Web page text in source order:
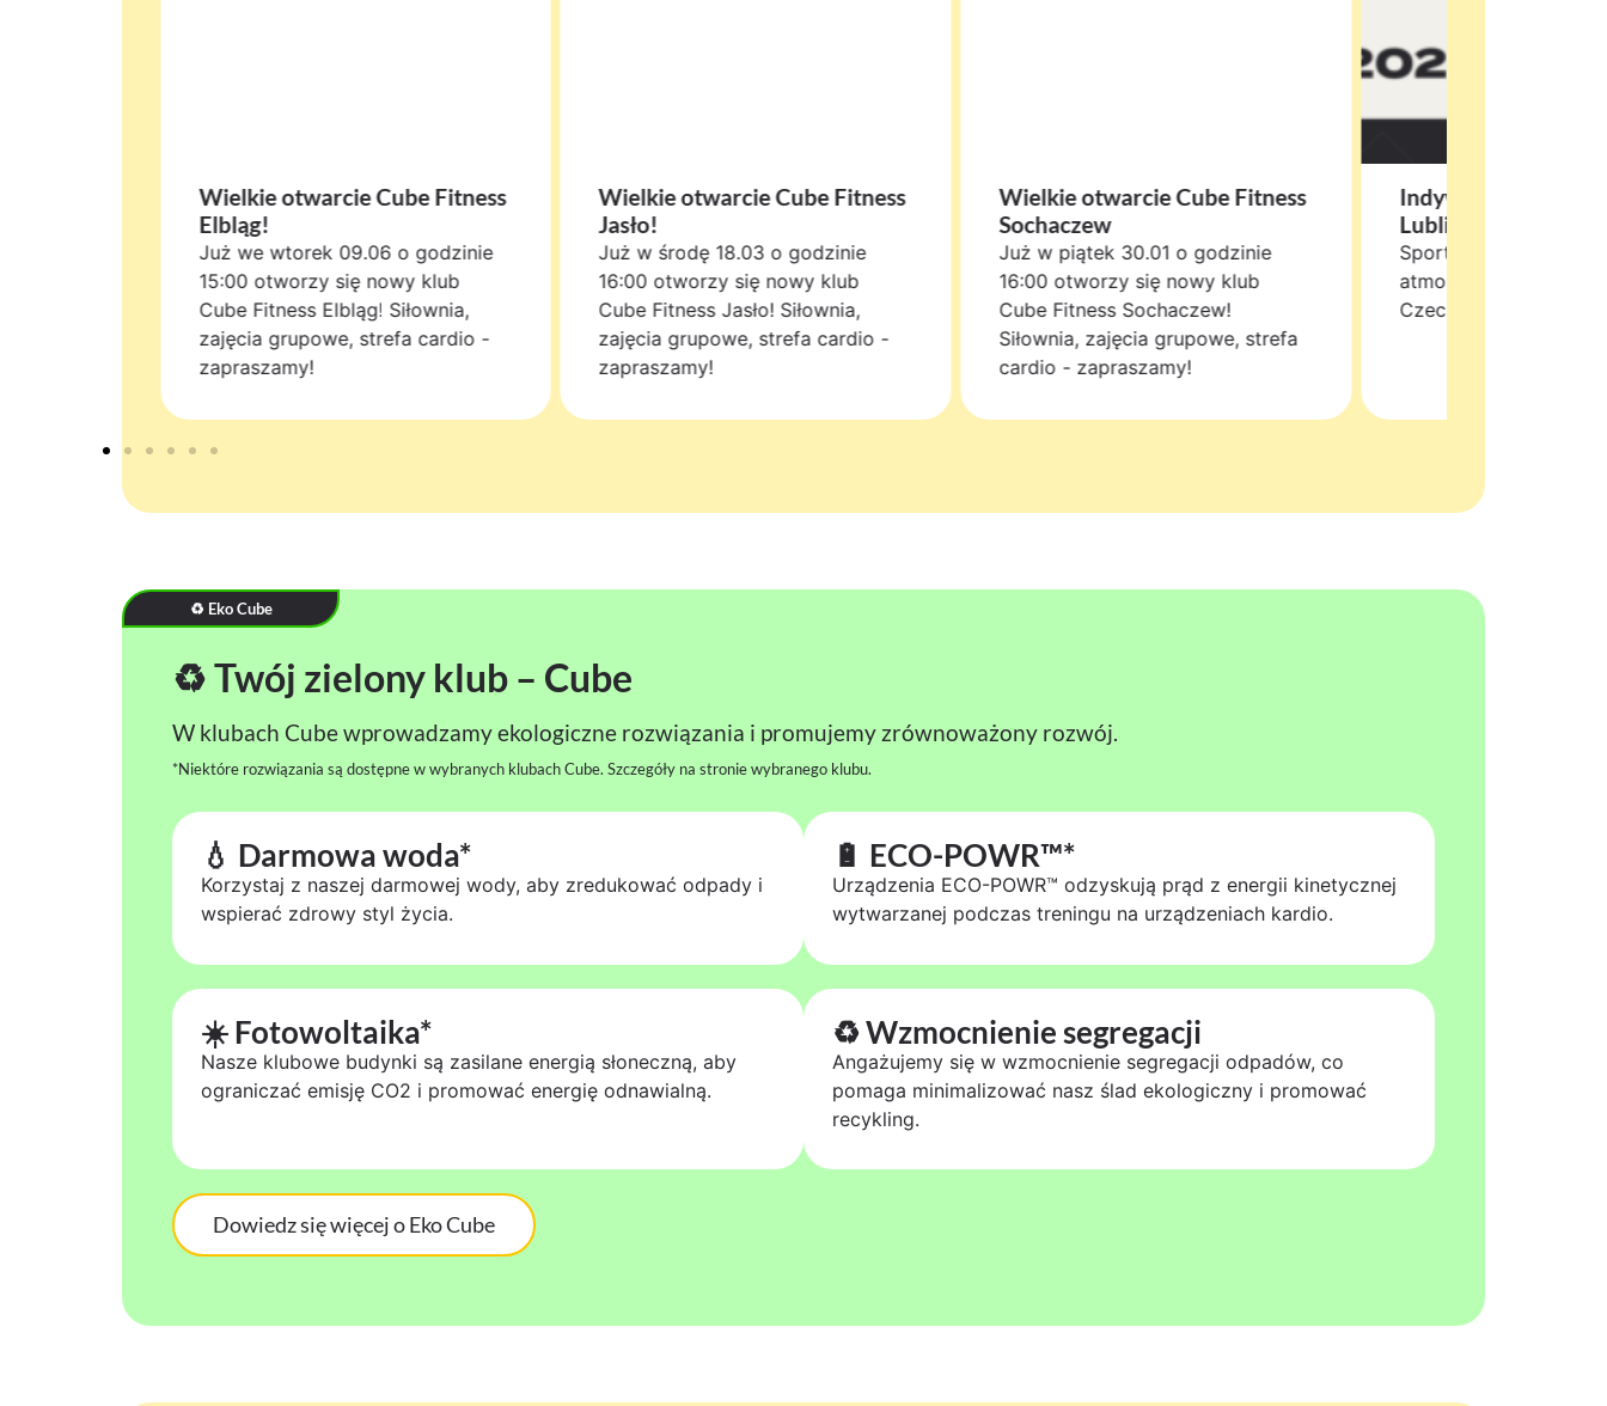
Wielkie otwarcie Cube Fitness
Elbląg!
Już we wtorek 09.06 o godzinie
15:00 otworzy się nowy klub
Cube Fitness Elbląg! Siłownia,
zajęcia grupowe, strefa cardio -
zapraszamy!
Wielkie otwarcie Cube Fitness
Jasło!
Już w środę 18.03 o godzinie
16:00 otworzy się nowy klub
Cube Fitness Jasło! Siłownia,
zajęcia grupowe, strefa cardio -
zapraszamy!
Wielkie otwarcie Cube Fitness
Sochaczew
Już w piątek 30.01 o godzinie
16:00 otworzy się nowy klub
Cube Fitness Sochaczew!
Siłownia, zajęcia grupowe, strefa
cardio - zapraszamy!
Indywidulane
Lublina
Sportowa rywalizacja,
atmosfera już 6
Czechów!
♻️ Twój zielony klub – Cube
W klubach Cube wprowadzamy ekologiczne rozwiązania i promujemy zrównoważony rozwój.
*Niektóre rozwiązania są dostępne w wybranych klubach Cube. Szczegóły na stronie wybranego klubu.
💧 Darmowa woda*
Korzystaj z naszej darmowej wody, aby zredukować odpady i
wspierać zdrowy styl życia.
🔋 ECO-POWR™*
Urządzenia ECO-POWR™ odzyskują prąd z energii kinetycznej
wytwarzanej podczas treningu na urządzeniach kardio.
☀️ Fotowoltaika*
Nasze klubowe budynki są zasilane energią słoneczną, aby
ograniczać emisję CO2 i promować energię odnawialną.
♻️ Wzmocnienie segregacji
Angażujemy się w wzmocnienie segregacji odpadów, co
pomaga minimalizować nasz ślad ekologiczny i promować
recykling.
Dowiedz się więcej o Eko Cube
♻️ Eko Cube